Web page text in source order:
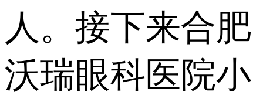
人。接下来合肥
沃瑞眼科医院小